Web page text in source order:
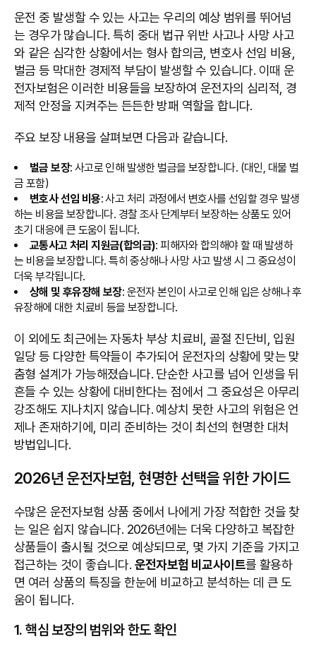
운전 중 발생할 수 있는 사고는 우리의 예상 범위를 뛰어넘
는 경우가 많습니다. 특히 중대 법규 위반 사고나 사망 사고
와 같은 심각한 상황에서는 형사 합의금, 변호사 선임 비용,
벌금 등 막대한 경제적 부담이 발생할 수 있습니다. 이때 운
전자보험은 이러한 비용들을 보장하여 운전자의 심리적, 경
제적 안정을 지켜주는 든든한 방패 역할을 합니다.
주요 보장 내용을 살펴보면 다음과 같습니다.
벌금 보장: 사고로 인해 발생한 벌금을 보장합니다. (대인, 대물 벌
금 포함)
변호사 선임 비용: 사고 처리 과정에서 변호사를 선임할 경우 발생
하는 비용을 보장합니다. 경찰 조사 단계부터 보장하는 상품도 있어
초기 대응에 큰 도움이 됩니다.
교통사고 처리 지원금(합의금): 피해자와 합의해야 할 때 발생하
는 비용을 보장합니다. 특히 중상해나 사망 사고 발생 시 그 중요성이
더욱 부각됩니다.
상해 및 후유장해 보장: 운전자 본인이 사고로 인해 입은 상해나 후
유장해에 대한 치료비 등을 보장합니다.
이 외에도 최근에는 자동차 부상 치료비, 골절 진단비, 입원
일당 등 다양한 특약들이 추가되어 운전자의 상황에 맞는 맞
춤형 설계가 가능해졌습니다. 단순한 사고를 넘어 인생을 뒤
흔들 수 있는 상황에 대비한다는 점에서 그 중요성은 아무리
강조해도 지나치지 않습니다. 예상치 못한 사고의 위험은 언
제나 존재하기에, 미리 준비하는 것이 최선의 현명한 대처
방법입니다.
2026년 운전자보험, 현명한 선택을 위한 가이드
수많은 운전자보험 상품 중에서 나에게 가장 적합한 것을 찾
는 일은 쉽지 않습니다. 2026년에는 더욱 다양하고 복잡한
상품들이 출시될 것으로 예상되므로, 몇 가지 기준을 가지고
접근하는 것이 좋습니다. 운전자보험 비교사이트를 활용하
면 여러 상품의 특징을 한눈에 비교하고 분석하는 데 큰 도
움이 됩니다.
1. 핵심 보장의 범위와 한도 확인